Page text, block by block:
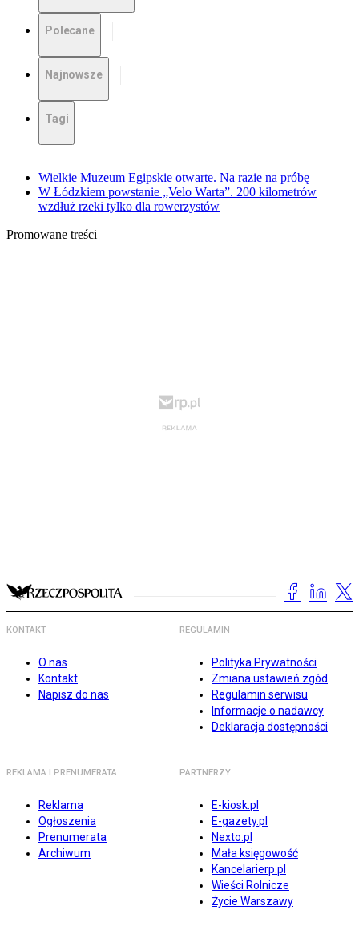
Polecane
Najnowsze
Tagi
Wielkie Muzeum Egipskie otwarte. Na razie na próbę
W Łódzkiem powstanie „Velo Warta”. 200 kilometrów
wzdłuż rzeki tylko dla rowerzystów
Promowane treści
KONTAKT
O nas
Kontakt
Napisz do nas
REGULAMIN
Polityka Prywatności
Zmiana ustawień zgód
Regulamin serwisu
Informacje o nadawcy
Deklaracja dostępności
REKLAMA I PRENUMERATA
Reklama
Ogłoszenia
Prenumerata
Archiwum
PARTNERZY
E-kiosk.pl
E-gazety.pl
Nexto.pl
Mała księgowość
Kancelarierp.pl
Wieści Rolnicze
Życie Warszawy